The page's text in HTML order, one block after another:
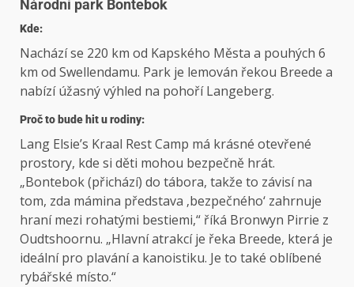
Národní park Bontebok
Kde:
Nachází se 220 km od Kapského Města a pouhých 6
km od Swellendamu. Park je lemován řekou Breede a
nabízí úžasný výhled na pohoří Langeberg.
Proč to bude hit u rodiny:
Lang Elsie’s Kraal Rest Camp má krásné otevřené
prostory, kde si děti mohou bezpečně hrát.
„Bontebok (přichází) do tábora, takže to závisí na
tom, zda mámina představa ‚bezpečného‘ zahrnuje
hraní mezi rohatými bestiemi,“ říká Bronwyn Pirrie z
Oudtshoornu. „Hlavní atrakcí je řeka Breede, která je
ideální pro plavání a kanoistiku. Je to také oblíbené
rybářské místo.“